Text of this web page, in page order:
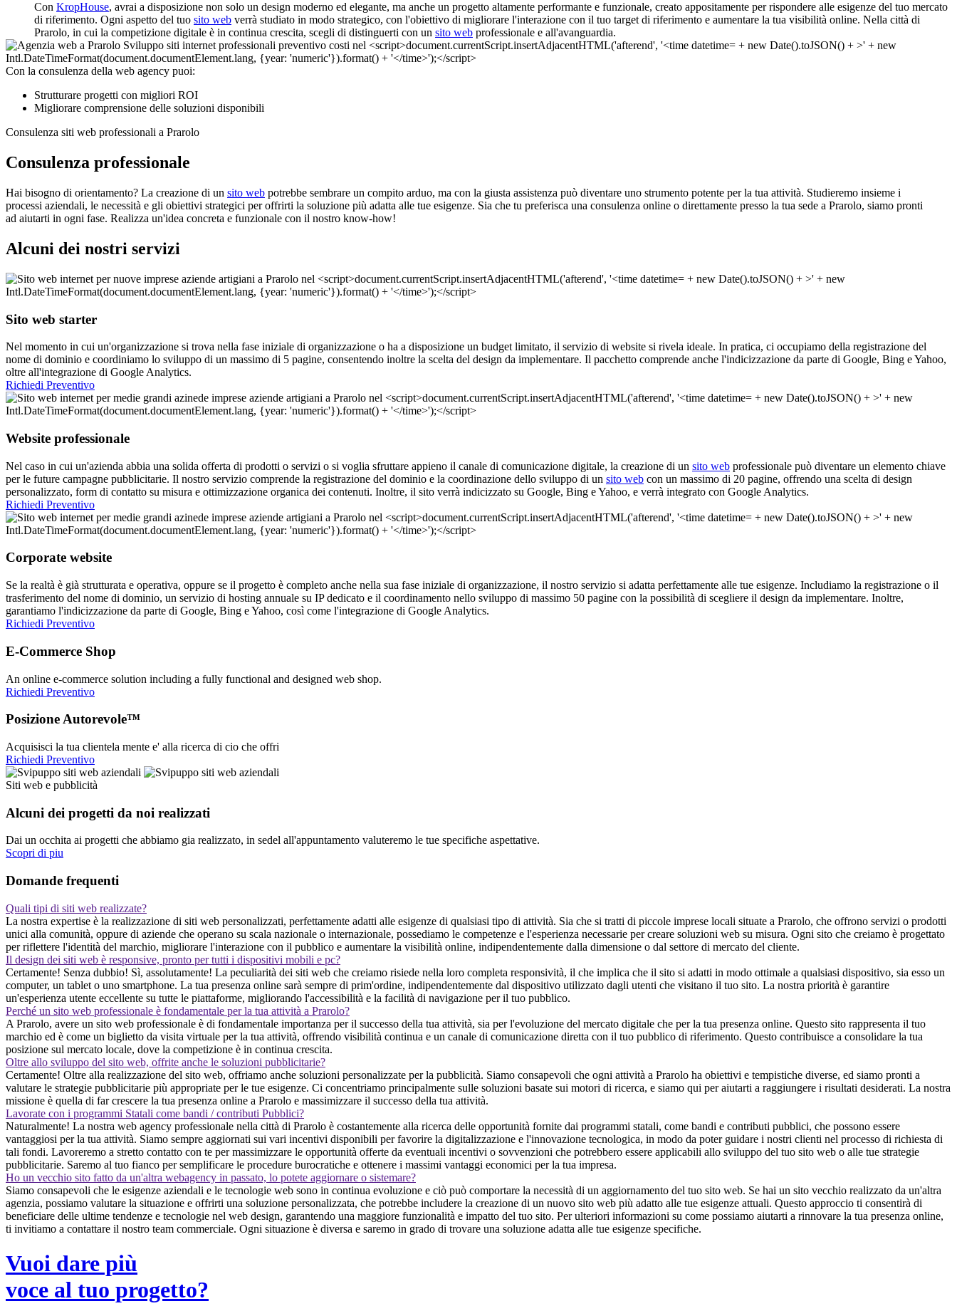
Con KropHouse, avrai a disposizione non solo un design moderno ed elegante, ma anche un progetto altamente performante e funzionale, creato appositamente per rispondere alle esigenze del tuo mercato
di riferimento. Ogni aspetto del tuo sito web verrà studiato in modo strategico, con l'obiettivo di migliorare l'interazione con il tuo target di riferimento e aumentare la tua visibilità online. Nella città di
Prarolo, in cui la competizione digitale è in continua crescita, scegli di distinguerti con un sito web professionale e all'avanguardia.
Con la consulenza della web agency puoi:
Strutturare progetti con migliori ROI
Migliorare comprensione delle soluzioni disponibili
Consulenza siti web professionali a Prarolo
Consulenza professionale
Hai bisogno di orientamento? La creazione di un sito web potrebbe sembrare un compito arduo, ma con la giusta assistenza può diventare uno strumento potente per la tua attività. Studieremo insieme i
processi aziendali, le necessità e gli obiettivi strategici per offrirti la soluzione più adatta alle tue esigenze. Sia che tu preferisca una consulenza online o direttamente presso la tua sede a Prarolo, siamo pronti
ad aiutarti in ogni fase. Realizza un'idea concreta e funzionale con il nostro know-how!
Alcuni dei nostri servizi
Sito web starter
Nel momento in cui un'organizzazione si trova nella fase iniziale di organizzazione o ha a disposizione un budget limitato, il servizio di website si rivela ideale. In pratica, ci occupiamo della registrazione del
nome di dominio e coordiniamo lo sviluppo di un massimo di 5 pagine, consentendo inoltre la scelta del design da implementare. Il pacchetto comprende anche l'indicizzazione da parte di Google, Bing e Yahoo,
oltre all'integrazione di Google Analytics.
Richiedi Preventivo
Website professionale
Nel caso in cui un'azienda abbia una solida offerta di prodotti o servizi o si voglia sfruttare appieno il canale di comunicazione digitale, la creazione di un sito web professionale può diventare un elemento chiave
per le future campagne pubblicitarie. Il nostro servizio comprende la registrazione del dominio e la coordinazione dello sviluppo di un sito web con un massimo di 20 pagine, offrendo una scelta di design
personalizzato, form di contatto su misura e ottimizzazione organica dei contenuti. Inoltre, il sito verrà indicizzato su Google, Bing e Yahoo, e verrà integrato con Google Analytics.
Richiedi Preventivo
Corporate website
Se la realtà è già strutturata e operativa, oppure se il progetto è completo anche nella sua fase iniziale di organizzazione, il nostro servizio si adatta perfettamente alle tue esigenze. Includiamo la registrazione o il
trasferimento del nome di dominio, un servizio di hosting annuale su IP dedicato e il coordinamento nello sviluppo di massimo 50 pagine con la possibilità di scegliere il design da implementare. Inoltre,
garantiamo l'indicizzazione da parte di Google, Bing e Yahoo, così come l'integrazione di Google Analytics.
Richiedi Preventivo
E-Commerce Shop
An online e-commerce solution including a fully functional and designed web shop.
Richiedi Preventivo
Posizione Autorevole™
Acquisisci la tua clientela mente e' alla ricerca di cio che offri
Richiedi Preventivo
Siti web e pubblicità
Alcuni dei progetti da noi realizzati
Dai un occhita ai progetti che abbiamo gia realizzato, in sedel all'appuntamento valuteremo le tue specifiche aspettative.
Scopri di piu
Domande frequenti
Quali tipi di siti web realizzate?
La nostra expertise è la realizzazione di siti web personalizzati, perfettamente adatti alle esigenze di qualsiasi tipo di attività. Sia che si tratti di piccole imprese locali situate a Prarolo, che offrono servizi o prodotti
unici alla comunità, oppure di aziende che operano su scala nazionale o internazionale, possediamo le competenze e l'esperienza necessarie per creare soluzioni web su misura. Ogni sito che creiamo è progettato
per riflettere l'identità del marchio, migliorare l'interazione con il pubblico e aumentare la visibilità online, indipendentemente dalla dimensione o dal settore di mercato del cliente.
Il design dei siti web è responsive, pronto per tutti i dispositivi mobili e pc?
Certamente! Senza dubbio! Sì, assolutamente! La peculiarità dei siti web che creiamo risiede nella loro completa responsività, il che implica che il sito si adatti in modo ottimale a qualsiasi dispositivo, sia esso un
computer, un tablet o uno smartphone. La tua presenza online sarà sempre di prim'ordine, indipendentemente dal dispositivo utilizzato dagli utenti che visitano il tuo sito. La nostra priorità è garantire
un'esperienza utente eccellente su tutte le piattaforme, migliorando l'accessibilità e la facilità di navigazione per il tuo pubblico.
Perché un sito web professionale è fondamentale per la tua attività a Prarolo?
A Prarolo, avere un sito web professionale è di fondamentale importanza per il successo della tua attività, sia per l'evoluzione del mercato digitale che per la tua presenza online. Questo sito rappresenta il tuo
marchio ed è come un biglietto da visita virtuale per la tua attività, offrendo visibilità continua e un canale di comunicazione diretta con il tuo pubblico di riferimento. Questo contribuisce a consolidare la tua
posizione sul mercato locale, dove la competizione è in continua crescita.
Oltre allo sviluppo del sito web, offrite anche le soluzioni pubblicitarie?
Certamente! Oltre alla realizzazione del sito web, offriamo anche soluzioni personalizzate per la pubblicità. Siamo consapevoli che ogni attività a Prarolo ha obiettivi e tempistiche diverse, ed siamo pronti a
valutare le strategie pubblicitarie più appropriate per le tue esigenze. Ci concentriamo principalmente sulle soluzioni basate sui motori di ricerca, e siamo qui per aiutarti a raggiungere i risultati desiderati. La nostra
missione è quella di far crescere la tua presenza online a Prarolo e massimizzare il successo della tua attività.
Lavorate con i programmi Statali come bandi / contributi Pubblici?
Naturalmente! La nostra web agency professionale nella città di Prarolo è costantemente alla ricerca delle opportunità fornite dai programmi statali, come bandi e contributi pubblici, che possono essere
vantaggiosi per la tua attività. Siamo sempre aggiornati sui vari incentivi disponibili per favorire la digitalizzazione e l'innovazione tecnologica, in modo da poter guidare i nostri clienti nel processo di richiesta di
tali fondi. Lavoreremo a stretto contatto con te per massimizzare le opportunità offerte da eventuali incentivi o sovvenzioni che potrebbero essere applicabili allo sviluppo del tuo sito web o alle tue strategie
pubblicitarie. Saremo al tuo fianco per semplificare le procedure burocratiche e ottenere i massimi vantaggi economici per la tua impresa.
Ho un vecchio sito fatto da un'altra webagency in passato, lo potete aggiornare o sistemare?
Siamo consapevoli che le esigenze aziendali e le tecnologie web sono in continua evoluzione e ciò può comportare la necessità di un aggiornamento del tuo sito web. Se hai un sito vecchio realizzato da un'altra
agenzia, possiamo valutare la situazione e offrirti una soluzione personalizzata, che potrebbe includere la creazione di un nuovo sito web più adatto alle tue esigenze attuali. Questo approccio ti consentirà di
beneficiare delle ultime tendenze e tecnologie nel web design, garantendo una maggiore funzionalità e impatto del tuo sito. Per ulteriori informazioni su come possiamo aiutarti a rinnovare la tua presenza online,
ti invitiamo a contattare il nostro team commerciale. Ogni situazione è diversa e saremo in grado di trovare una soluzione adatta alle tue esigenze specifiche.
Vuoi dare più
voce al tuo progetto?